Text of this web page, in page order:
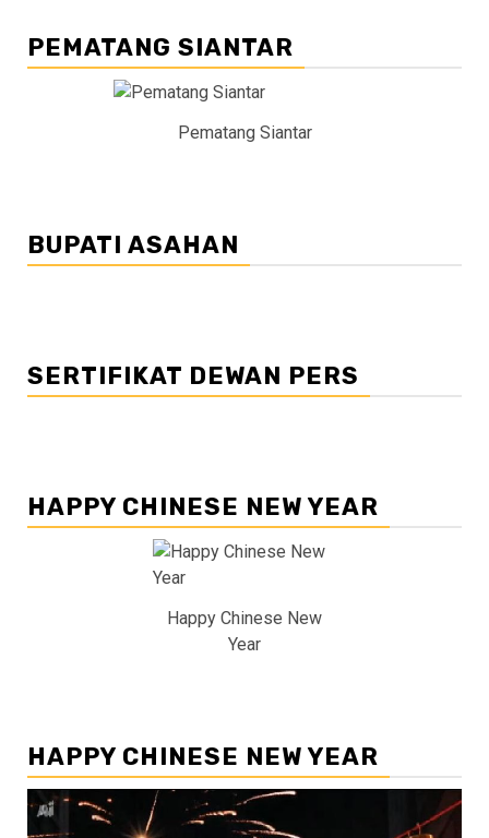
PEMATANG SIANTAR
Pematang Siantar
BUPATI ASAHAN
SERTIFIKAT DEWAN PERS
HAPPY CHINESE NEW YEAR
Happy Chinese New
Year
HAPPY CHINESE NEW YEAR